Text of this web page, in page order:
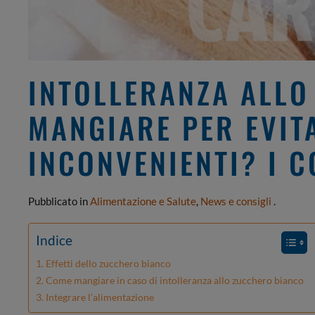
INTOLLERANZA
MANGIARE PER
INCONVENIENTI? I
Pubblicato inAlimentazione e Salute, News e consigli .
Indice
Effetti dello zucchero bianco
Come mangiare in caso di intolleranza allo zucchero bianco
Integrare l’alimentazione